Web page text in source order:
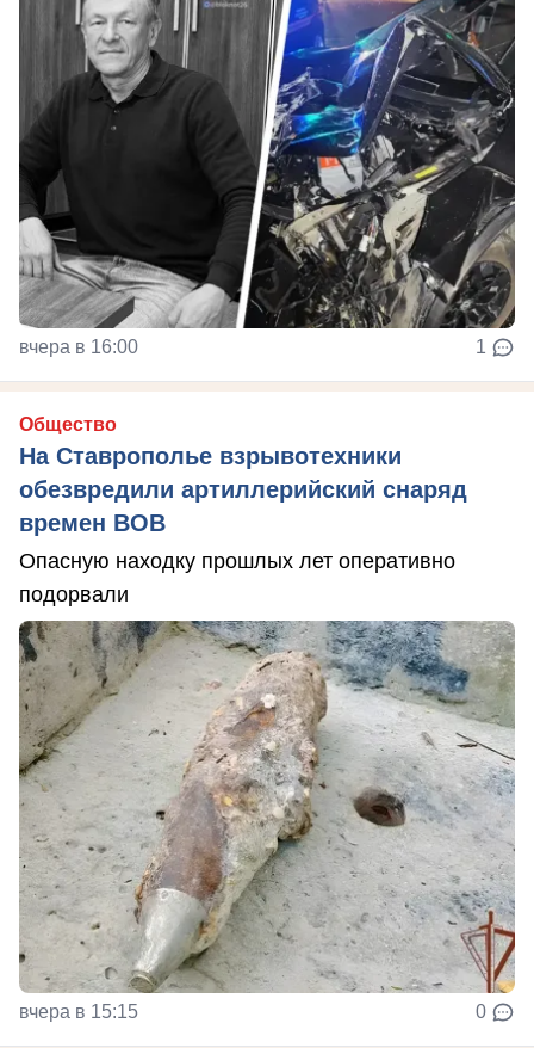
вчера в 16:00 1
Общество
На Ставрополье взрывотехники
обезвредили артиллерийский снаряд
времен ВОВ
Опасную находку прошлых лет оперативно
подорвали
вчера в 15:15 0